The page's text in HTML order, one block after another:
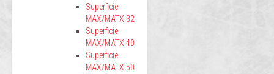
Superficie
MAX/MATX 32
Superficie
MAX/MATX 40
Superficie
MAX/MATX 50